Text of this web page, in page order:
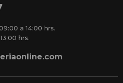
a 14:00 hrs.
hrs.